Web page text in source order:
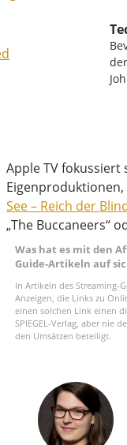
Apple TV
Eigenproduktionen,
See – Reich der
„The Buccaneers“
Was hat es mit den
Guide-Artikeln auf
In Artikeln des Streaming-
Anzeigen, die Links zu
einen solchen Link einen
SPIEGEL-Verlag, aber nie
den Umsätzen beteiligt.